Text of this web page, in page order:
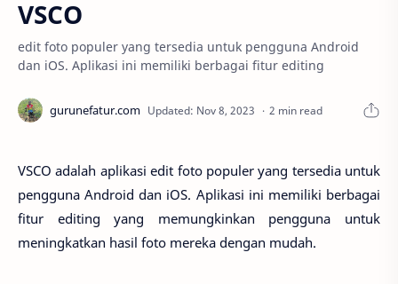
VSCO
edit foto populer yang tersedia untuk pengguna Android
dan iOS. Aplikasi ini memiliki berbagai fitur editing
2 min read
VSCO adalah aplikasi edit foto populer yang tersedia untuk
pengguna Android dan iOS. Aplikasi ini memiliki berbagai
fitur editing yang memungkinkan pengguna untuk
meningkatkan hasil foto mereka dengan mudah.